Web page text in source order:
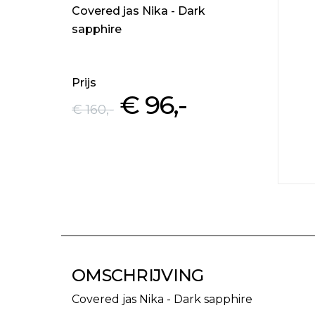
Covered jas Nika - Dark
sapphire
Prijs
€ 160,- € 96,-
OMSCHRIJVING
Covered jas Nika - Dark sapphire